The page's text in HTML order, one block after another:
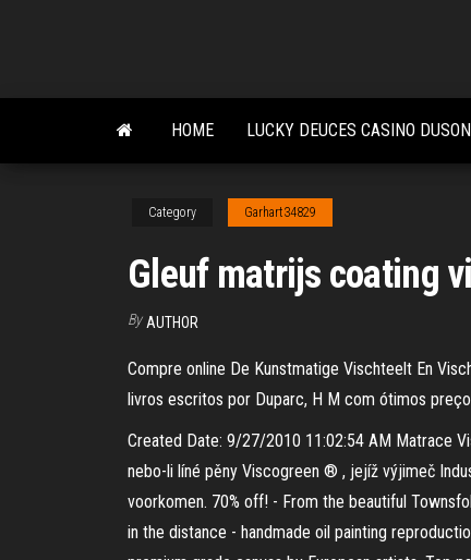
content
HOME LUCKY DEUCES CASINO
Category Garhart34829
Gleuf matrijs coating
By AUTHOR
Compre online De Kunstmatige Vischteelt En
livros escritos por Duparc, H M com ótimos
Created Date: 9/27/2010 11:02:54 AM Matrace
nebo-li líné pěny Viscogreen ® , jejíž výjimeč
voorkomen. 70% off! - From the beautiful
in the distance - handmade oil painting